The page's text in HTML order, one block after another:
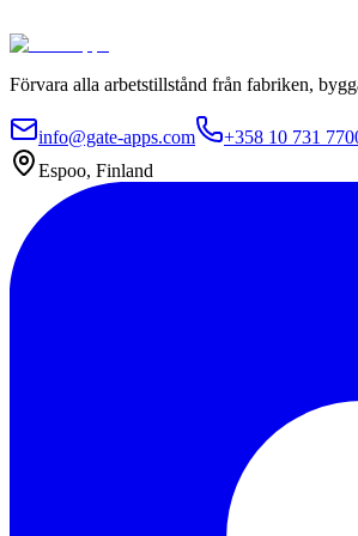
Förvara alla arbetstillstånd från fabriken,
info@gate-apps.com
+358 10 731
Espoo, Finland